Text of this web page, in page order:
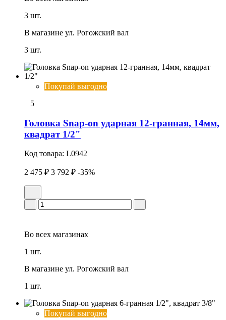
3 шт.
В магазине ул. Рогожский вал
3 шт.
Покупай выгодно
5
Головка Snap-on ударная 12-гранная, 14мм,
квадрат 1/2"
Код товара: L0942
2 475 ₽ 3 792 ₽ -35%
Во всех магазинах
1 шт.
В магазине ул. Рогожский вал
1 шт.
Покупай выгодно